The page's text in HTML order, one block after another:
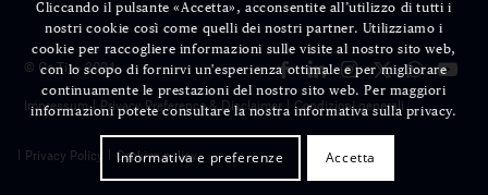
© Cc-Ti — 2024
Impressum Privacy Preference & Disclaimer Condizioni generali
Privacy Policy Cookies policy
Cliccando il pulsante «Accetta», acconsentite all’utilizzo di tutti i
nostri cookie così come quelli dei nostri partner. Utilizziamo i
cookie per raccogliere informazioni sulle visite al nostro sito web,
con lo scopo di fornirvi un'esperienza ottimale e per migliorare
continuamente le prestazioni del nostro sito web. Per maggiori
informazioni potete consultare la nostra informativa sulla privacy.
Informativa e preferenze Accetta